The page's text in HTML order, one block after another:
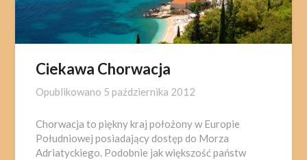
Ciekawa Chorwacja
Opublikowano 5 października 2012
Chorwacja to piękny kraj położony w Europie
Południowej posiadający dostęp do Morza
Adriatyckiego. Podobnie jak większość państw